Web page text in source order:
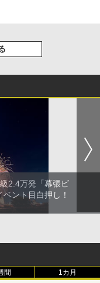
2.4万発「幕張ビ
ント目白押し！
間 1カ月